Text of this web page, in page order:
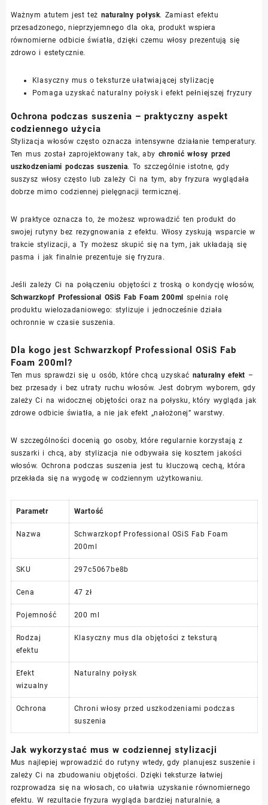
Ważnym atutem jest też naturalny połysk. Zamiast efektu
przesadzonego, nieprzyjemnego dla oka, produkt wspiera
równomierne odbicie światła, dzięki czemu włosy prezentują się
zdrowo i estetycznie.
Klasyczny mus o teksturze ułatwiającej stylizację
Pomaga uzyskać naturalny połysk i efekt pełniejszej fryzury
Ochrona podczas suszenia – praktyczny aspekt
codziennego użycia
Stylizacja włosów często oznacza intensywne działanie temperatury.
Ten mus został zaprojektowany tak, aby chronić włosy przed
uszkodzeniami podczas suszenia. To szczególnie istotne, gdy
suszysz włosy często lub zależy Ci na tym, aby fryzura wyglądała
dobrze mimo codziennej pielęgnacji termicznej.
W praktyce oznacza to, że możesz wprowadzić ten produkt do
swojej rutyny bez rezygnowania z efektu. Włosy zyskują wsparcie w
trakcie stylizacji, a Ty możesz skupić się na tym, jak układają się
pasma i jak finalnie prezentuje się fryzura.
Jeśli zależy Ci na połączeniu objętości z troską o kondycję włosów,
Schwarzkopf Professional OSiS Fab Foam 200ml spełnia rolę
produktu wielozadaniowego: stylizuje i jednocześnie działa
ochronnie w czasie suszenia.
Dla kogo jest Schwarzkopf Professional OSiS Fab
Foam 200ml?
Ten mus sprawdzi się u osób, które chcą uzyskać naturalny efekt –
bez przesady i bez utraty ruchu włosów. Jest dobrym wyborem, gdy
zależy Ci na widocznej objętości oraz na połysku, który wygląda jak
zdrowe odbicie światła, a nie jak efekt „nałożonej” warstwy.
W szczególności docenią go osoby, które regularnie korzystają z
suszarki i chcą, aby stylizacja nie odbywała się kosztem jakości
włosów. Ochrona podczas suszenia jest tu kluczową cechą, która
przekłada się na wygodę w codziennym użytkowaniu.
Parametr Wartość
Nazwa
Schwarzkopf Professional OSiS Fab Foam
200ml
SKU 297c5067be8b
Cena 47 zł
Pojemność 200 ml
Rodzaj
efektu
Klasyczny mus dla objętości z teksturą
Efekt
wizualny
Naturalny połysk
Ochrona
Chroni włosy przed uszkodzeniami podczas
suszenia
Jak wykorzystać mus w codziennej stylizacji
Mus najlepiej wprowadzić do rutyny wtedy, gdy planujesz suszenie i
zależy Ci na zbudowaniu objętości. Dzięki teksturze łatwiej
rozprowadza się na włosach, co ułatwia uzyskanie równomiernego
efektu. W rezultacie fryzura wygląda bardziej naturalnie, a